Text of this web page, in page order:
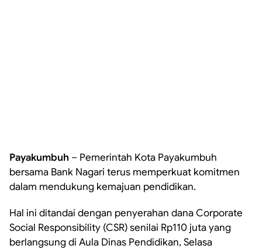
Payakumbuh – Pemerintah Kota Payakumbuh
bersama Bank Nagari terus memperkuat komitmen
dalam mendukung kemajuan pendidikan.
Hal ini ditandai dengan penyerahan dana Corporate
Social Responsibility (CSR) senilai Rp110 juta yang
berlangsung di Aula Dinas Pendidikan, Selasa